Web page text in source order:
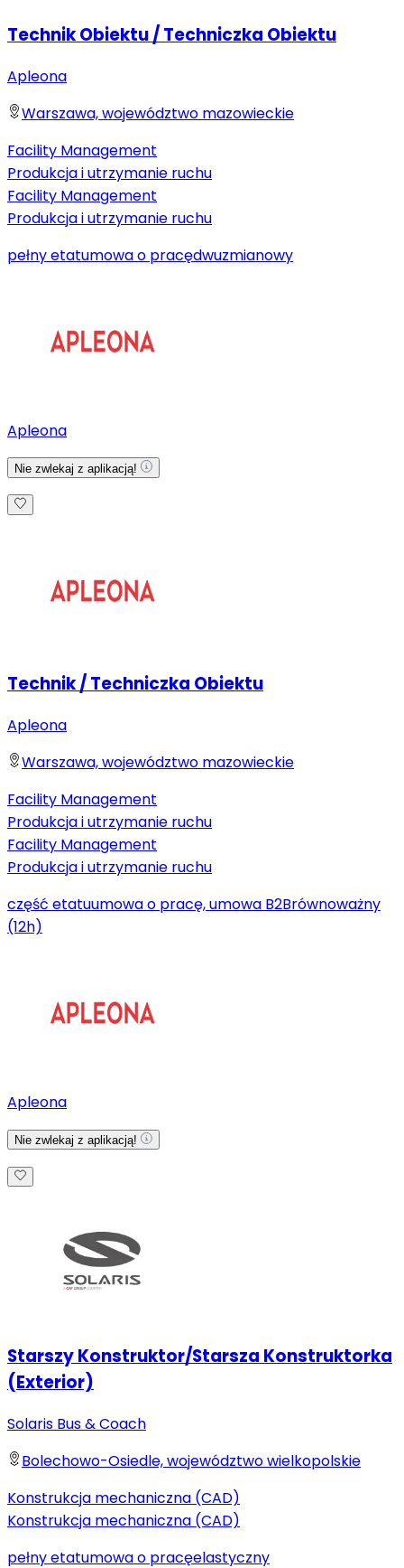
Technik Obiektu / Techniczka Obiektu
Apleona
Warszawa, województwo mazowieckie
Facility Management
Produkcja i utrzymanie ruchu
Facility Management
Produkcja i utrzymanie ruchu
pełny etatumowa o pracędwuzmianowy
Apleona
Nie zwlekaj z aplikacją!
Technik / Techniczka Obiektu
Apleona
Warszawa, województwo mazowieckie
Facility Management
Produkcja i utrzymanie ruchu
Facility Management
Produkcja i utrzymanie ruchu
część etatuumowa o pracę, umowa B2Brównoważny
(12h)
Apleona
Nie zwlekaj z aplikacją!
Starszy Konstruktor/Starsza Konstruktorka
(Exterior)
Solaris Bus & Coach
Bolechowo-Osiedle, województwo wielkopolskie
Konstrukcja mechaniczna (CAD)
Konstrukcja mechaniczna (CAD)
pełny etatumowa o pracęelastyczny